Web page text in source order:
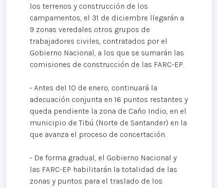
los terrenos y construcción de los
campamentos, el 31 de diciembre llegarán a
9 zonas veredales otros grupos de
trabajadores civiles, contratados por el
Gobierno Nacional, a los que se sumarán las
comisiones de construcción de las FARC-EP.
- Antes del 10 de enero, continuará la
adecuación conjunta en 16 puntos restantes y
queda pendiente la zona de Caño Indio, en el
municipio de Tibú (Norte de Santander) en la
que avanza el proceso de concertación.
- De forma gradual, el Gobierno Nacional y
las FARC-EP habilitarán la totalidad de las
zonas y puntos para el traslado de los